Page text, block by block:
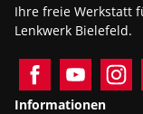
Ihre freie Werkstatt
Lenkwerk Bielefeld.
Informationen